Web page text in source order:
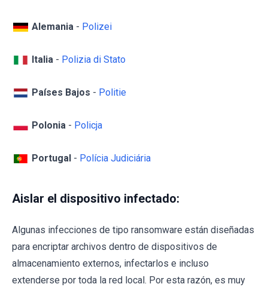
Alemania - Polizei
Italia - Polizia di Stato
Países Bajos - Politie
Polonia - Policja
Portugal - Polícia Judiciária
Aislar el dispositivo infectado:
Algunas infecciones de tipo ransomware están diseñadas
para encriptar archivos dentro de dispositivos de
almacenamiento externos, infectarlos e incluso
extenderse por toda la red local. Por esta razón, es muy